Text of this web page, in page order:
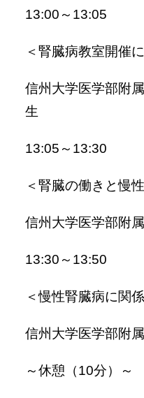
13:00～13:05
＜腎臓病教室開催
信州大学医学部
生
13:05～13:30
＜腎臓の働きと慢
信州大学医学部
13:30～13:50
＜慢性腎臓病に関
信州大学医学部
～休憩（10分）～